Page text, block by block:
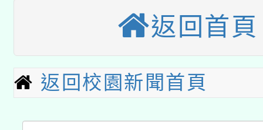
開 智慧啟航」
招甄選結果公告(無人
招)
適應運動共學行動站研
本館辦理115年度閱讀
暨閱讀推動專業研習
科技賦能─人工智慧
礎課程
返回首頁
返回校園新聞首頁